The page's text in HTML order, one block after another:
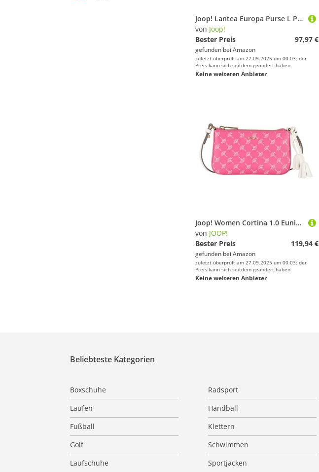
Joop! Lantea Europa Purse L Pink
von Joop!
Bester Preis
97,97 €
gefunden bei Amazon
zuletzt überprüft am 27.09.2025 um 00:03; der
Preis kann sich seitdem geändert haben.
Keine weiteren Anbieter
Joop! Women Cortina 1.0 Eunike - Schultertasche 21 cm XS pink, Einheitsgröße
von JOOP!
Bester Preis
119,94 €
gefunden bei Amazon
zuletzt überprüft am 27.09.2025 um 00:03; der
Preis kann sich seitdem geändert haben.
Keine weiteren Anbieter
Beliebteste Kategorien
Boxschuhe
Radsport
Laufen
Handball
Fußball
Klettern
Golf
Schwimmen
Laufschuhe
Sportjacken